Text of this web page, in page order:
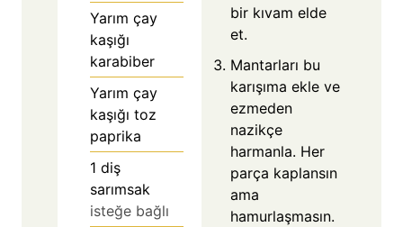
Yarım çay
kaşığı
karabiber
Yarım çay
kaşığı toz
paprika
1 diş
sarımsak
isteğe bağlı
bir kıvam elde
et.
Mantarları bu
karışıma ekle ve
ezmeden
nazikçe
harmanla. Her
parça kaplansın
ama
hamurlaşmasın.